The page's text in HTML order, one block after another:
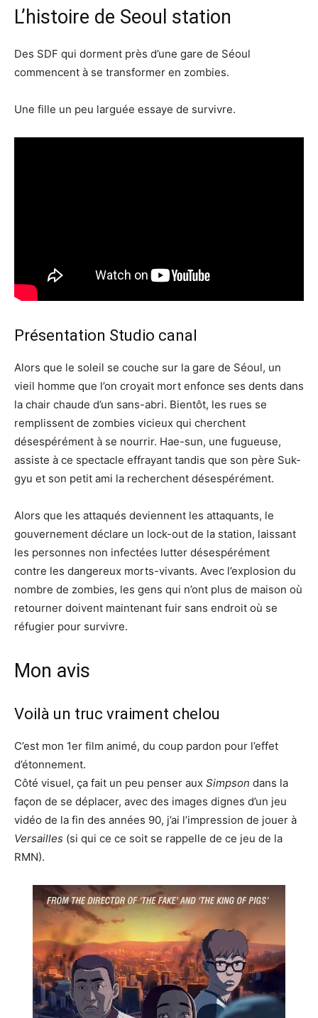
L’histoire de Seoul station
Des SDF qui dorment près d’une gare de Séoul
commencent à se transformer en zombies.
Une fille un peu larguée essaye de survivre.
Présentation Studio canal
Alors que le soleil se couche sur la gare de Séoul, un
vieil homme que l’on croyait mort enfonce ses dents dans
la chair chaude d’un sans-abri. Bientôt, les rues se
remplissent de zombies vicieux qui cherchent
désespérément à se nourrir. Hae-sun, une fugueuse,
assiste à ce spectacle effrayant tandis que son père Suk-
gyu et son petit ami la recherchent désespérément.
Alors que les attaqués deviennent les attaquants, le
gouvernement déclare un lock-out de la station, laissant
les personnes non infectées lutter désespérément
contre les dangereux morts-vivants. Avec l’explosion du
nombre de zombies, les gens qui n’ont plus de maison où
retourner doivent maintenant fuir sans endroit où se
réfugier pour survivre.
Mon avis
Voilà un truc vraiment chelou
C’est mon 1er film animé, du coup pardon pour l’effet
d’étonnement.
Côté visuel, ça fait un peu penser aux Simpson dans la
façon de se déplacer, avec des images dignes d’un jeu
vidéo de la fin des années 90, j’ai l’impression de jouer à
Versailles (si qui ce ce soit se rappelle de ce jeu de la
RMN).